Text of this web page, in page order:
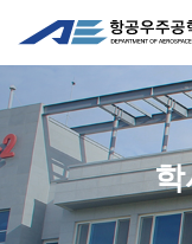
학